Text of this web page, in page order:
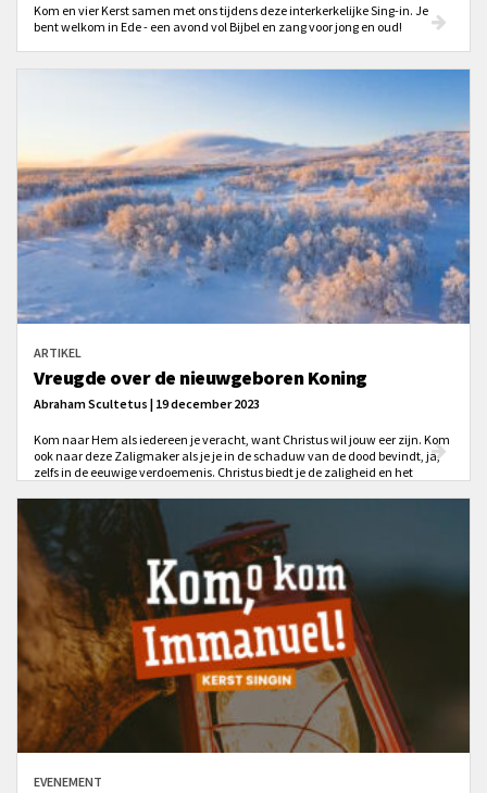
Kom en vier Kerst samen met ons tijdens deze interkerkelijke Sing-in. Je
bent welkom in Ede - een avond vol Bijbel en zang voor jong en oud!
ARTIKEL
Vreugde over de nieuwgeboren Koning
Abraham Scultetus | 19 december 2023
Kom naar Hem als iedereen je veracht, want Christus wil jouw eer zijn. Kom
ook naar deze Zaligmaker als je je in de schaduw van de dood bevindt, ja,
zelfs in de eeuwige verdoemenis. Christus biedt je de zaligheid en het
EVENEMENT